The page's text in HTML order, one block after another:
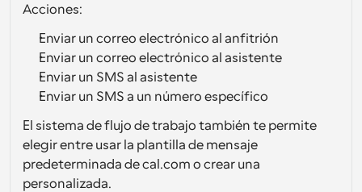
Acciones:
Enviar un correo electrónico al anfitrión
Enviar un correo electrónico al asistente
Enviar un SMS al asistente
Enviar un SMS a un número específico
El sistema de flujo de trabajo también te permite
elegir entre usar la plantilla de mensaje
predeterminada de cal.com o crear una
personalizada.